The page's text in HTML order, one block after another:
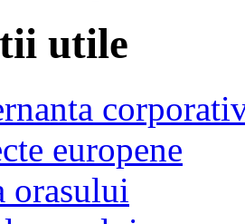
utile
europene
orasului